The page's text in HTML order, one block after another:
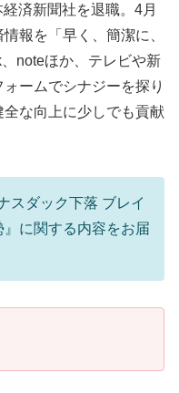
済新聞社を退職。4月
報を「早く、簡潔に、
noteほか、テレビや新
ームでシナジーを探り
な向上に少しでも貢献
スダック下落 ブレイ
に関する内容をお届